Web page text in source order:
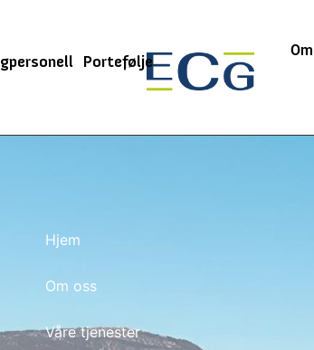
Portefølje
Hjem
Om oss
Våre tjenester